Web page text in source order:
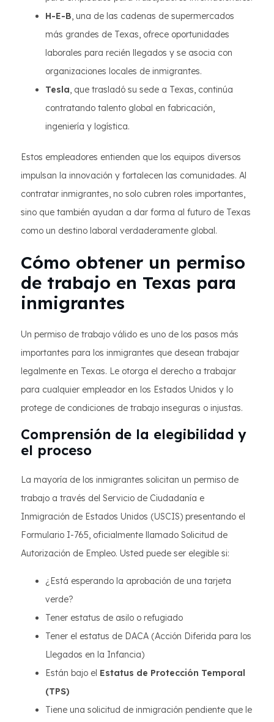
H-E-B, una de las cadenas de supermercados
más grandes de Texas, ofrece oportunidades
laborales para recién llegados y se asocia con
organizaciones locales de inmigrantes.
Tesla, que trasladó su sede a Texas, continúa
contratando talento global en fabricación,
ingeniería y logística.
Estos empleadores entienden que los equipos diversos
impulsan la innovación y fortalecen las comunidades. Al
contratar inmigrantes, no solo cubren roles importantes,
sino que también ayudan a dar forma al futuro de Texas
como un destino laboral verdaderamente global.
Cómo obtener un permiso
de trabajo en Texas para
inmigrantes
Un permiso de trabajo válido es uno de los pasos más
importantes para los inmigrantes que desean trabajar
legalmente en Texas. Le otorga el derecho a trabajar
para cualquier empleador en los Estados Unidos y lo
protege de condiciones de trabajo inseguras o injustas.
Comprensión de la elegibilidad y
el proceso
La mayoría de los inmigrantes solicitan un permiso de
trabajo a través del Servicio de Ciudadanía e
Inmigración de Estados Unidos (USCIS) presentando el
Formulario I-765, oficialmente llamado Solicitud de
Autorización de Empleo. Usted puede ser elegible si:
¿Está esperando la aprobación de una tarjeta
verde?
Tener estatus de asilo o refugiado
Tener el estatus de DACA (Acción Diferida para los
Llegados en la Infancia)
Están bajo el Estatus de Protección Temporal
(TPS)
Tiene una solicitud de inmigración pendiente que le